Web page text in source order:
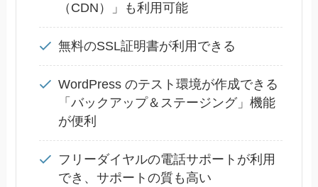
（CDN）」も利用可能
無料のSSL証明書が利用できる
WordPress のテスト環境が作成できる
「バックアップ＆ステージング」機能
が便利
フリーダイヤルの電話サポートが利用
でき、サポートの質も高い